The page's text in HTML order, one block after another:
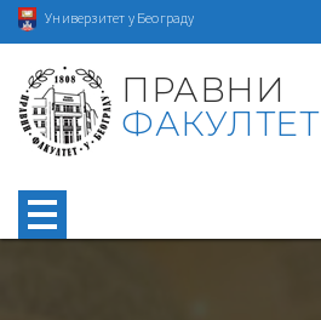
Универзитет у Београду
ПРАВНИ
ФАКУЛТЕТ